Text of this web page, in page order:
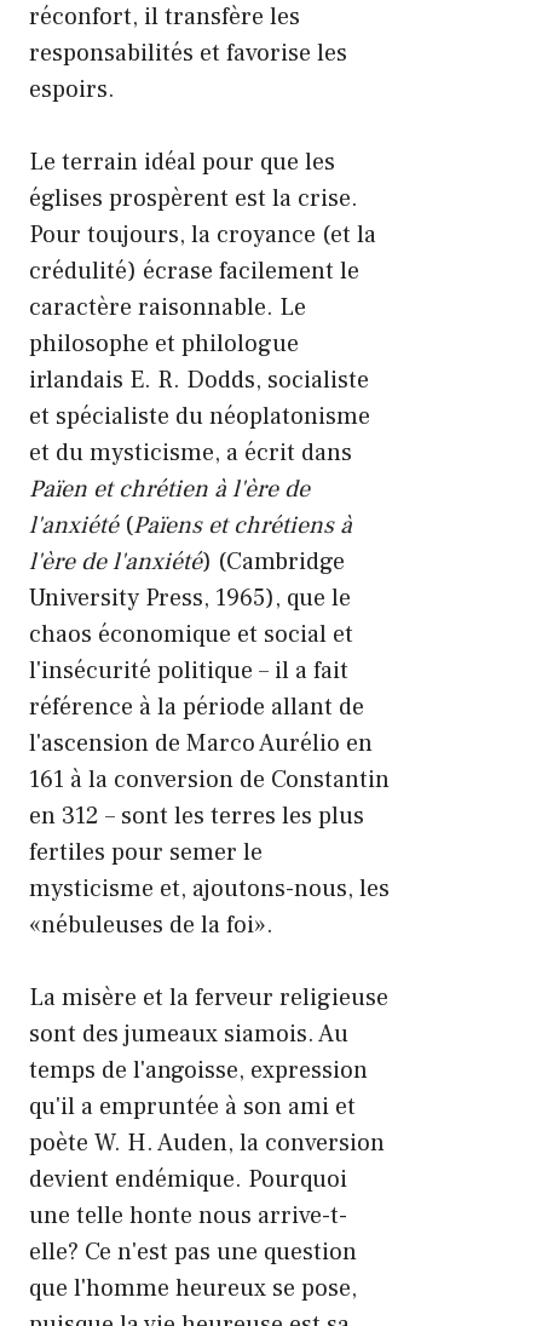
réconfort, il transfère les
responsabilités et favorise les
espoirs.
Le terrain idéal pour que les
églises prospèrent est la crise.
Pour toujours, la croyance (et la
crédulité) écrase facilement le
caractère raisonnable. Le
philosophe et philologue
irlandais E. R. Dodds, socialiste
et spécialiste du néoplatonisme
et du mysticisme, a écrit dans
Païen et chrétien à l'ère de
l'anxiété(Païens et chrétiens à
l'ère de l'anxiété) (Cambridge
University Press, 1965), que le
chaos économique et social et
l'insécurité politique – il a fait
référence à la période allant de
l'ascension de Marco Aurélio en
161 à la conversion de Constantin
en 312 – sont les terres les plus
fertiles pour semer le
mysticisme et, ajoutons-nous, les
«nébuleuses de la foi».
La misère et la ferveur religieuse
sont des jumeaux siamois. Au
temps de l'angoisse, expression
qu'il a empruntée à son ami et
poète W. H. Auden, la conversion
devient endémique. Pourquoi
une telle honte nous arrive-t-
elle? Ce n'est pas une question
que l'homme heureux se pose,